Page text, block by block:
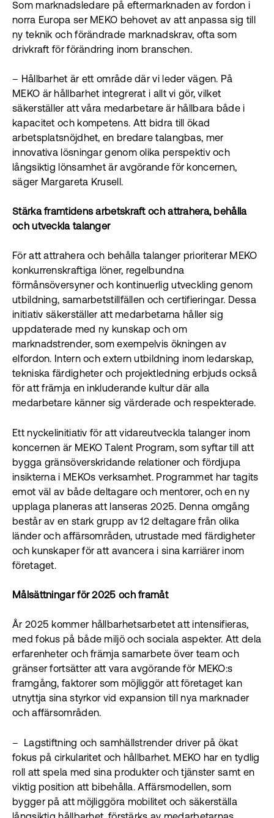
Som marknadsledare på eftermarknaden av fordon i
norra Europa ser MEKO behovet av att anpassa sig till
ny teknik och förändrade marknadskrav, ofta som
drivkraft för förändring inom branschen.
– Hållbarhet är ett område där vi leder vägen. På
MEKO är hållbarhet integrerat i allt vi gör, vilket
säkerställer att våra medarbetare är hållbara både i
kapacitet och kompetens. Att bidra till ökad
arbetsplatsnöjdhet, en bredare talangbas, mer
innovativa lösningar genom olika perspektiv och
långsiktig lönsamhet är avgörande för koncernen,
säger Margareta Krusell.
Stärka framtidens arbetskraft och attrahera, behålla
och utveckla talanger
För att attrahera och behålla talanger prioriterar MEKO
konkurrenskraftiga löner, regelbundna
förmånsöversyner och kontinuerlig utveckling genom
utbildning, samarbetstillfällen och certifieringar. Dessa
initiativ säkerställer att medarbetarna håller sig
uppdaterade med ny kunskap och om
marknadstrender, som exempelvis ökningen av
elfordon. Intern och extern utbildning inom ledarskap,
tekniska färdigheter och projektledning erbjuds också
för att främja en inkluderande kultur där alla
medarbetare känner sig värderade och respekterade.
Ett nyckelinitiativ för att vidareutveckla talanger inom
koncernen är MEKO Talent Program, som syftar till att
bygga gränsöverskridande relationer och fördjupa
insikterna i MEKOs verksamhet. Programmet har tagits
emot väl av både deltagare och mentorer, och en ny
upplaga planeras att lanseras 2025. Denna omgång
består av en stark grupp av 12 deltagare från olika
länder och affärsområden, utrustade med färdigheter
och kunskaper för att avancera i sina karriärer inom
företaget.
Målsättningar för 2025 och framåt
År 2025 kommer hållbarhetsarbetet att intensifieras,
med fokus på både miljö och sociala aspekter. Att dela
erfarenheter och främja samarbete över team och
gränser fortsätter att vara avgörande för MEKO:s
framgång, faktorer som möjliggör att företaget kan
utnyttja sina styrkor vid expansion till nya marknader
och affärsområden.
– Lagstiftning och samhällstrender driver på ökat
fokus på cirkularitet och hållbarhet. MEKO har en tydlig
roll att spela med sina produkter och tjänster samt en
viktig position att bibehålla. Affärsmodellen, som
bygger på att möjliggöra mobilitet och säkerställa